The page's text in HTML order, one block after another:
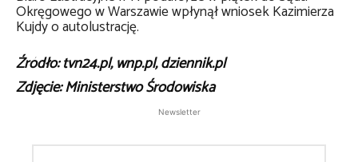
Okręgowego w Warszawie wpłynął wniosek Kazimierza
Kujdy o autolustrację.
Źródło: tvn24.pl, wnp.pl, dziennik.pl
Zdjęcie: Ministerstwo Środowiska
Newsletter